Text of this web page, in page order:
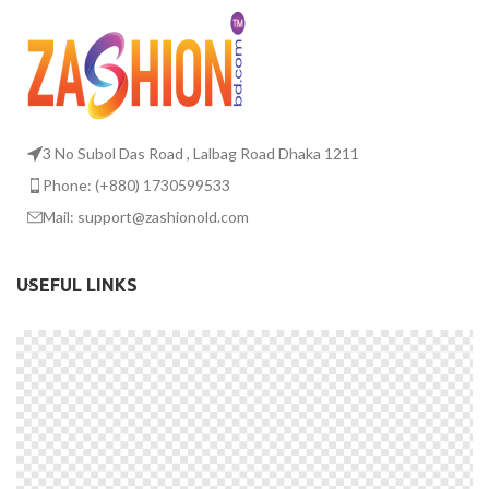
3 No Subol Das Road , Lalbag Road Dhaka 1211
Phone: (+880) 1730599533
Mail: support@zashionold.com
USEFUL LINKS